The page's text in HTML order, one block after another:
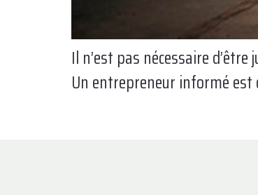
Il n’est pas nécessaire
Un entrepreneur informé